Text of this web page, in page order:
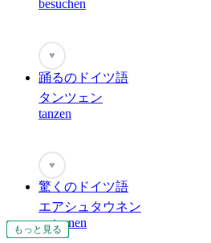
もっと見る
もっと見る
もっと見る
もっと見る
もっと見る
もっと見る
もっと見る
もっと見る
もっと見る
もっと見る
もっと見る
besuchen
♥
踊るのドイツ語
タンツェン
tanzen
♥
驚くのドイツ語
エアシュタウネン
erstaunen
もっと見る
もっと見る
もっと見る
もっと見る
もっと見る
もっと見る
もっと見る
もっと見る
もっと見る
もっと見る
もっと見る
もっと見る
もっと見る
もっと見る
もっと見る
もっと見る
もっと見る
もっと見る
もっと見る
もっと見る
もっと見る